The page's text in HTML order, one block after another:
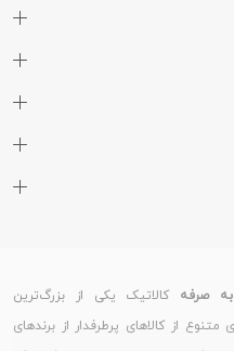
صرفه کالاتیک یکی از بزرگ‌ترین
از کالاهای پرطرفدار از برندهای